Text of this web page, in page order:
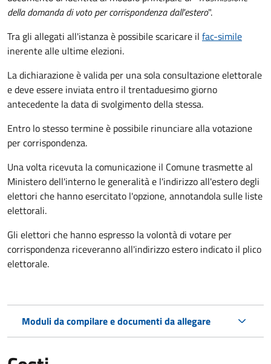
della domanda di voto per corrispondenza dall'estero".
Tra gli allegati all'istanza è possibile scaricare il fac-simile
inerente alle ultime elezioni.
La dichiarazione è valida per una sola consultazione elettorale
e deve essere inviata entro il trentaduesimo giorno
antecedente la data di svolgimento della stessa.
Entro lo stesso termine è possibile rinunciare alla votazione
per corrispondenza.
Una volta ricevuta la comunicazione il Comune trasmette al
Ministero dell'interno le generalità e l'indirizzo all'estero degli
elettori che hanno esercitato l'opzione, annotandola sulle liste
elettorali.
Gli elettori che hanno espresso la volontà di votare per
corrispondenza riceveranno all'indirizzo estero indicato il plico
elettorale.
Moduli da compilare e documenti da allegare